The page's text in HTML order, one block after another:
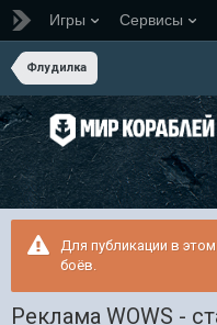
Игры Сервисы
Флудилка
Для публикации в
боёв.
Реклама WOWS -